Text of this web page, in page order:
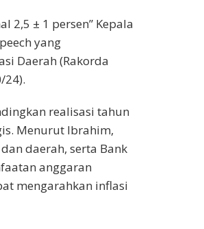
2,5 ± 1 persen” Kepala
yang
Daerah (Rakorda
24).
realisasi tahun
Menurut Ibrahim,
daerah, serta Bank
anggaran
mengarahkan inflasi